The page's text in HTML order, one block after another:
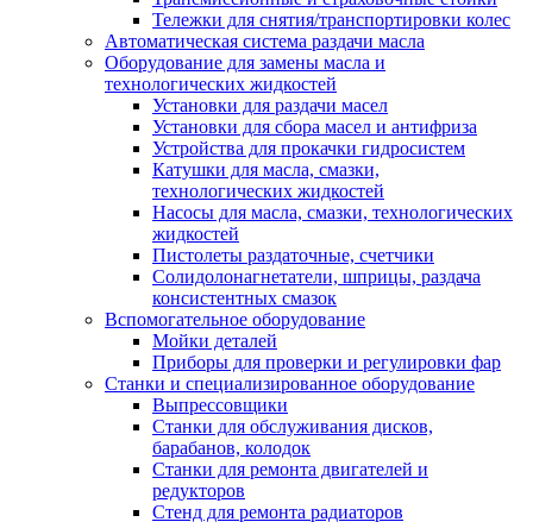
Тележки для снятия/транспортировки колес
Автоматическая система раздачи масла
Оборудование для замены масла и
технологических жидкостей
Установки для раздачи масел
Установки для сбора масел и антифриза
Устройства для прокачки гидросистем
Катушки для масла, смазки,
технологических жидкостей
Насосы для масла, смазки, технологических
жидкостей
Пистолеты раздаточные, счетчики
Солидолонагнетатели, шприцы, раздача
консистентных смазок
Вспомогательное оборудование
Мойки деталей
Приборы для проверки и регулировки фар
Станки и специализированное оборудование
Выпрессовщики
Станки для обслуживания дисков,
барабанов, колодок
Станки для ремонта двигателей и
редукторов
Стенд для ремонта радиаторов